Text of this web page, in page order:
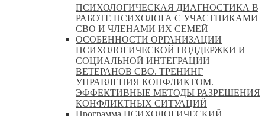
ПСИХОЛОГИЧЕСКАЯ ДИАГНОСТИКА В
РАБОТЕ ПСИХОЛОГА С УЧАСТНИКАМИ
СВО И ЧЛЕНАМИ ИХ СЕМЕЙ
ОСОБЕННОСТИ ОРГАНИЗАЦИИ
ПСИХОЛОГИЧЕСКОЙ ПОДДЕРЖКИ И
СОЦИАЛЬНОЙ ИНТЕГРАЦИИ
ВЕТЕРАНОВ СВО. ТРЕНИНГ
УПРАВЛЕНИЯ КОНФЛИКТОМ.
ЭФФЕКТИВНЫЕ МЕТОДЫ РАЗРЕШЕНИЯ
КОНФЛИКТНЫХ СИТУАЦИЙ
Программа ПСИХОЛОГИЧЕСКИЙ